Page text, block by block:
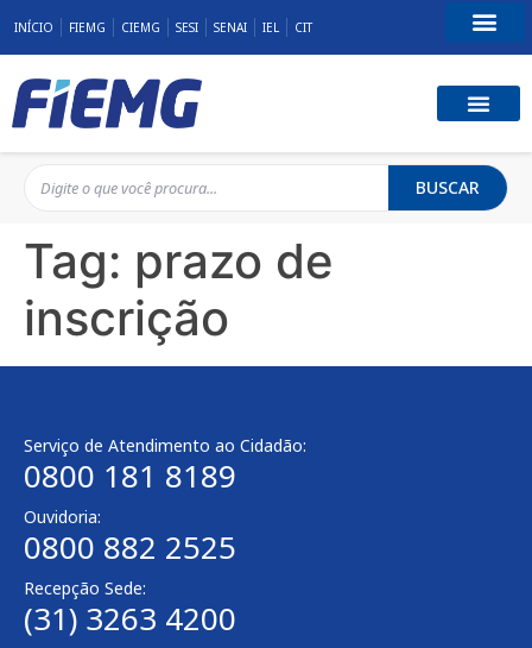
INÍCIO FIEMG CIEMG SESI SENAI IEL CIT
BUSCAR
Tag: prazo de
inscrição
Serviço de Atendimento ao Cidadão:
0800 181 8189
Ouvidoria:
0800 882 2525
Recepção Sede:
(31) 3263 4200